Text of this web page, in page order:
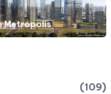
Metropolis
(109)